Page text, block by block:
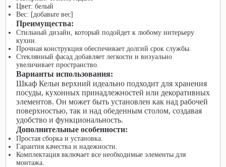
Цвет: белый
Вес: [добавьте вес]
Преимущества:
Стильный дизайн, который подойдет к любому интерьеру
кухни.
Прочная конструкция обеспечивает долгий срок службы.
Стеклянный фасад добавляет легкости и визуально
увеличивает пространство.
Варианты использования:
Шкаф Кельн верхний идеально подходит для хранения
посуды, кухонных принадлежностей или декоративных
элементов. Он может быть установлен как над рабочей
поверхностью, так и над обеденным столом, создавая
удобство и функциональность.
Дополнительные особенности:
Простая сборка и установка.
Гарантия качества и надежности.
Комплектация включает все необходимые элементы для
монтажа.